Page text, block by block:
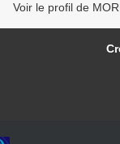
Voir le profil de